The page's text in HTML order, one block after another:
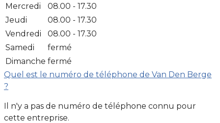
Mercredi
08.00 - 17.30
Jeudi
08.00 - 17.30
Vendredi
08.00 - 17.30
Samedi
fermé
Dimanche fermé
Quel est le numéro de téléphone de Van Den Berge
?
Il n'y a pas de numéro de téléphone connu pour
cette entreprise.